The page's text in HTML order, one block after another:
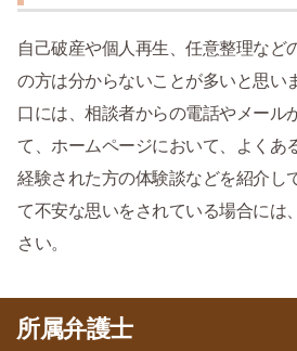
自己破産や個人再生、任意整理など
の方は分からないことが多いと思い
口には、相談者からの電話やメール
て、ホームページにおいて、よくあ
経験された方の体験談などを紹介し
て不安な思いをされている場合には
さい。
所属弁護士